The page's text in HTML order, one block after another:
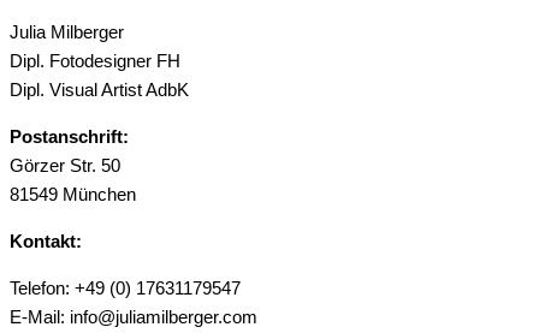
Julia Milberger
Dipl. Fotodesigner FH
Dipl. Visual Artist AdbK
Postanschrift:
Görzer Str. 50
81549 München
Kontakt:
Telefon: +49 (0) 17631179547
E-Mail: info@juliamilberger.com